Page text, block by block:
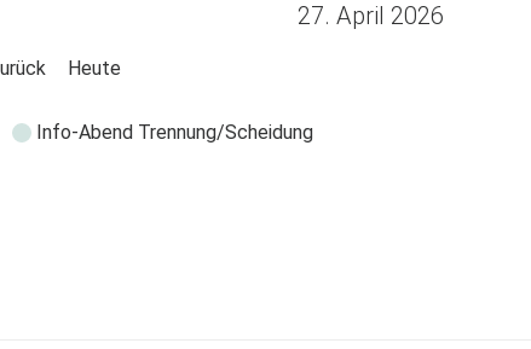
27. April 2026
Heute
Info-Abend Trennung/Scheidung